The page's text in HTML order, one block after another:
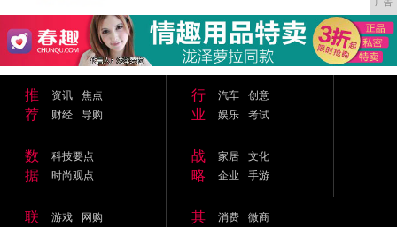
广告
推
荐
资讯
焦点
财经
导购
行
业
汽车
创意
娱乐
考试
数
据
科技要点
时尚观点
战
略
家居
文化
企业
手游
联
游戏
网购
其
消费 微商